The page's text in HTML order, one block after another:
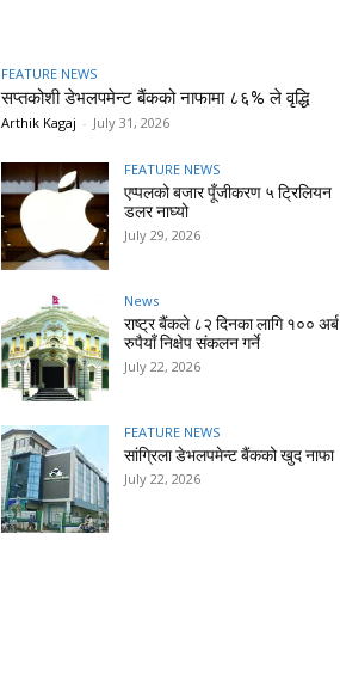
FEATURE NEWS
सप्तकोशी डेभलपमेन्ट बैंकको नाफामा ८६% ले वृद्धि
Arthik Kagaj - July 31, 2026
FEATURE NEWS
एप्पलको बजार पूँजीकरण ५ ट्रिलियन
डलर नाघ्यो
July 29, 2026
News
राष्ट्र बैंकले ८२ दिनका लागि १०० अर्ब
रुपैयाँ निक्षेप संकलन गर्ने
July 22, 2026
FEATURE NEWS
सांग्रिला डेभलपमेन्ट बैंकको खुद नाफा
July 22, 2026